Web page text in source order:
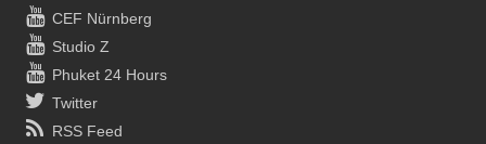
CEF Nürnberg
Studio Z
Phuket 24 Hours
Twitter
RSS Feed